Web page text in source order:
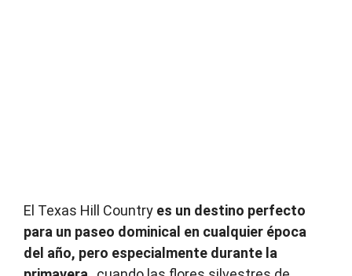
El Texas Hill Country es un destino perfecto
para un paseo dominical en cualquier época
del año, pero especialmente durante la